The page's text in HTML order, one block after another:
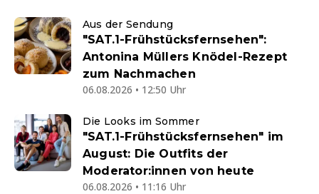
Aus der Sendung
"SAT.1-Frühstücksfernsehen":
Antonina Müllers Knödel-Rezept
zum Nachmachen
06.08.2026 • 12:50 Uhr
Die Looks im Sommer
"SAT.1-Frühstücksfernsehen" im
August: Die Outfits der
Moderator:innen von heute
06.08.2026 • 11:16 Uhr